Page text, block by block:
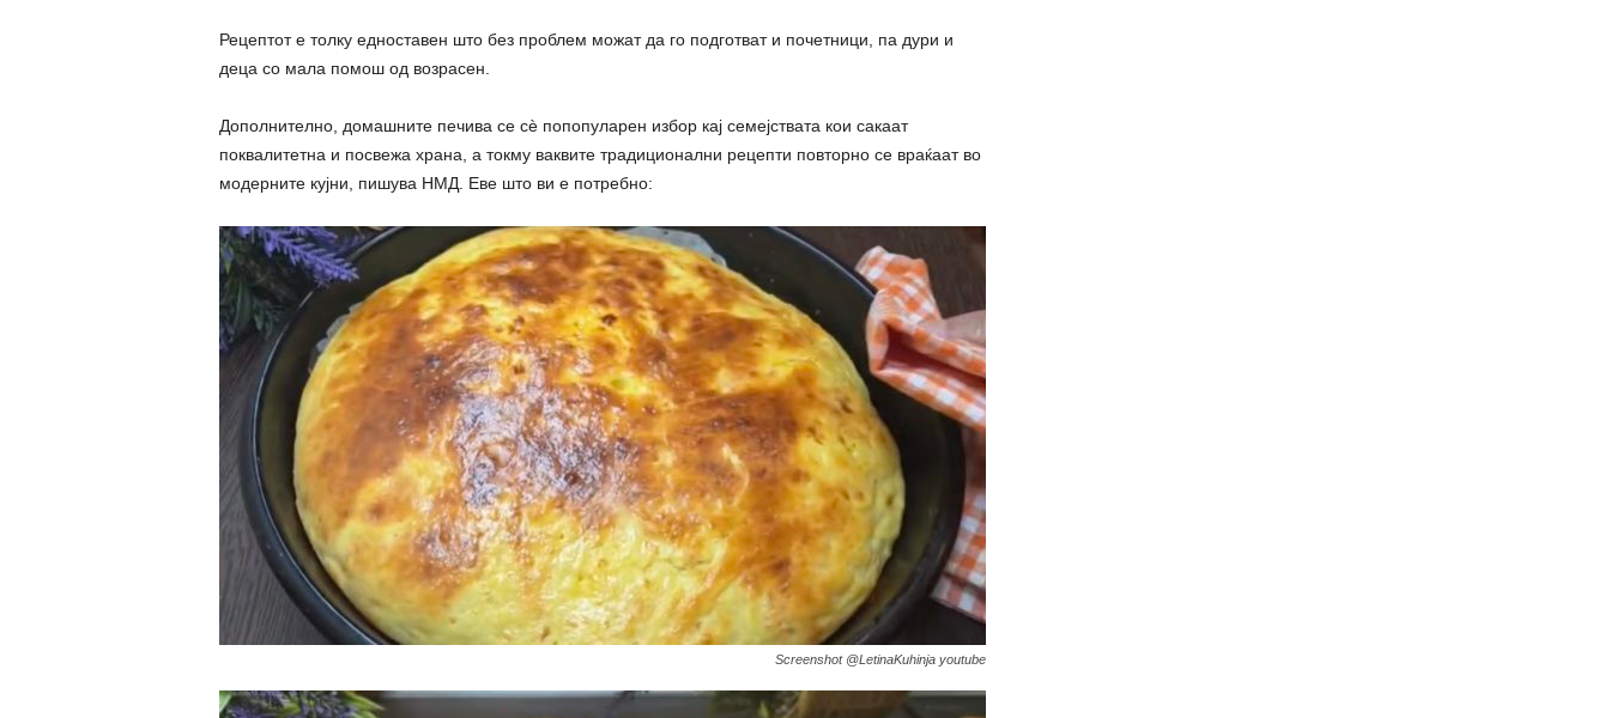
Рецептот е толку едноставен што без проблем можат да го подготват и почетници, па дури и
деца со мала помош од возрасен.
Дополнително, домашните печива се сѐ попопуларен избор кај семејствата кои сакаат
поквалитетна и посвежа храна, а токму ваквите традиционални рецепти повторно се враќаат во
модерните кујни, пишува НМД. Еве што ви е потребно:
Screenshot @LetinaKuhinja youtube